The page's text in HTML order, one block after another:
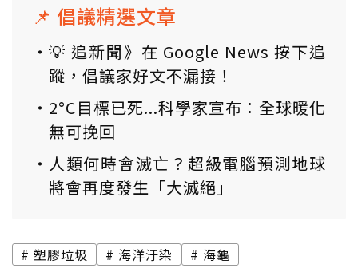
📌 倡議精選文章
💡 追新聞》在 Google News 按下追
蹤，倡議家好文不漏接！
2°C目標已死...科學家宣布：全球暖化
無可挽回
人類何時會滅亡？超級電腦預測地球
將會再度發生「大滅絕」
塑膠垃圾 海洋汙染 海龜